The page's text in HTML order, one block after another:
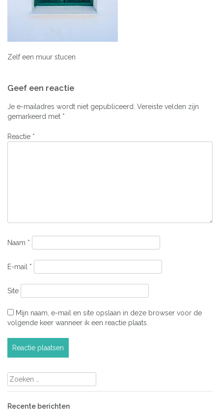
Zelf een muur stucen
navigatie
Geef een reactie
Je e-mailadres wordt niet gepubliceerd. Vereiste velden zijn
gemarkeerd met *
Reactie *
Naam *
E-mail *
Site
Mijn naam, e-mail en site opslaan in deze browser voor de
volgende keer wanneer ik een reactie plaats.
Zoeken
naar:
Recente berichten